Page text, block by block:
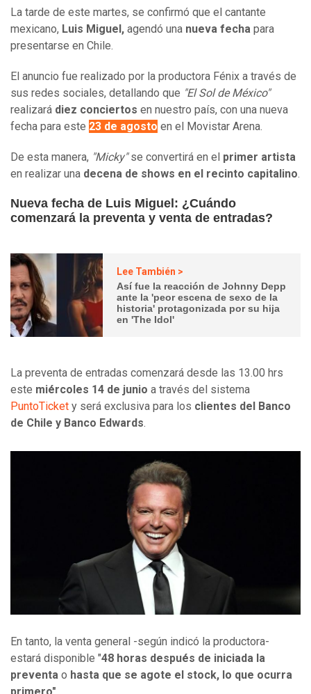
La tarde de este martes, se confirmó que el cantante
mexicano, Luis Miguel, agendó una nueva fecha para
presentarse en Chile.
El anuncio fue realizado por la productora Fénix a través de
sus redes sociales, detallando que "El Sol de México"
realizará diez conciertos en nuestro país, con una nueva
fecha para este 23 de agosto en el Movistar Arena.
De esta manera, "Micky"se convertirá en el primer artista
en realizar una decena de shows en el recinto capitalino.
Nueva fecha de Luis Miguel: ¿Cuándo
comenzará la preventa y venta de entradas?
Lee También >
Así fue la reacción de Johnny Depp
ante la 'peor escena de sexo de la
historia' protagonizada por su hija
en 'The Idol'
La preventa de entradas comenzará desde las 13.00 hrs
este miércoles 14 de junio a través del sistema
PuntoTicket y será exclusiva para los clientes del Banco
de Chile y Banco Edwards.
En tanto, la venta general -según indicó la productora-
estará disponible "48 horas después de iniciada la
preventa o hasta que se agote el stock, lo que ocurra